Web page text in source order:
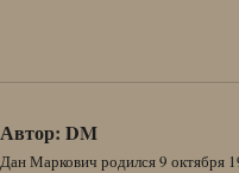
Автор: DM
Дан Маркович родился 9 октября